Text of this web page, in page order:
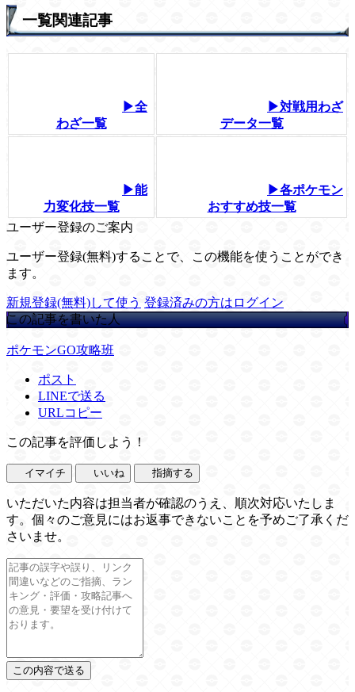
一覧関連記事
▶全
わざ一覧
▶対戦用わざ
データ一覧
▶能
力変化技一覧
▶各ポケモン
おすすめ技一覧
ユーザー登録のご案内
ユーザー登録(無料)することで、この機能を使うことができ
ます。
新規登録(無料)して使う 登録済みの方はログイン
この記事を書いた人
ポケモンGO攻略班
ポスト
LINEで送る
URLコピー
この記事を評価しよう！
イマイチ いいね 指摘する
いただいた内容は担当者が確認のうえ、順次対応いたしま
す。個々のご意見にはお返事できないことを予めご了承くだ
さいませ。